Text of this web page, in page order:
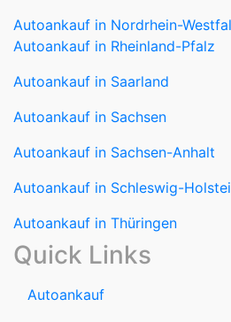
Autoankauf in Saarland
Autoankauf in Sachsen
Autoankauf in Sachsen-Anhalt
Autoankauf in Schleswig-Holstein
Autoankauf in Thüringen
Quick Links
Autoankauf
Autoverkauf